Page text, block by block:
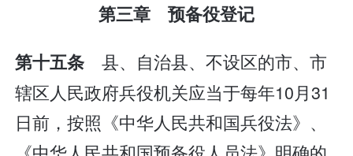
第三章 预备役登记
第十五条县、自治县、不设区的市、市
辖区人民政府兵役机关应当于每年10月31
日前，按照《中华人民共和国兵役法》、